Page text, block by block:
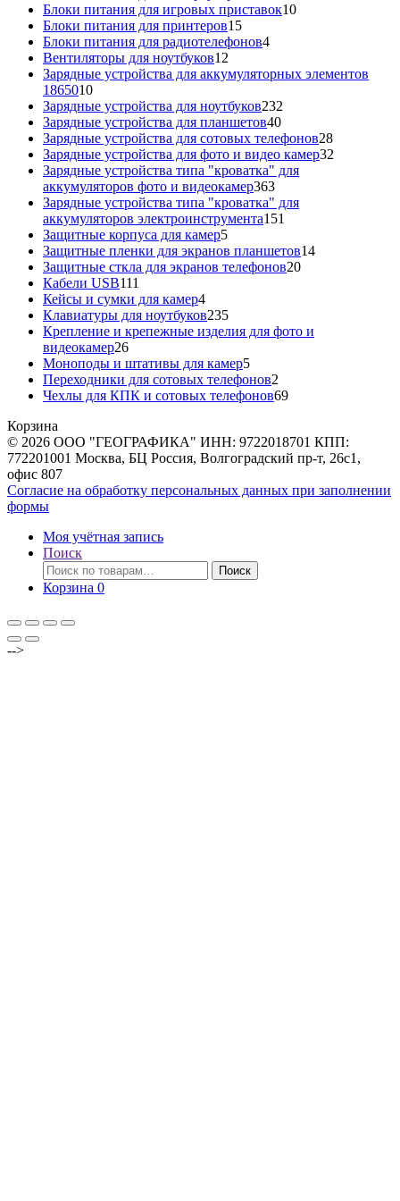
товаров
Блоки питания для игровых приставок1010
Блоки питания для принтеров1515
товаров
Блоки питания для радиотелефонов44
Вентиляторы для ноутбуков12
товаров
Зарядные устройства для аккумуляторных элементов
186501010
товаров
Зарядные устройства для ноутбуков232
Зарядные устройства для планшетов4040
товаров
Зарядные устройства для сотовых телефонов2828
товаров
Зарядные устройства для фото и видео камер32
Зарядные устройства типа "кроватка" для
аккумуляторов фото и видеокамер363363
товара
Зарядные устройства типа "кроватка" для
аккумуляторов электроинструмента151
Защитные корпуса для камер55
товаров
Защитные пленки для экранов планшетов1414
Защитные сткла для экранов телефонов2020
Кабели USB111
товаров
Кейсы и сумки для камер44
товара
Клавиатуры для ноутбуков235235
товаров
Крепление и крепежные изделия для фото и
видеокамер2626
товаров
Моноподы и штативы для камер55
товаров
Переходники для сотовых телефонов2
товара
Чехлы для КПК и сотовых телефонов6969
Корзина
© 2026 ООО "ГЕОГРАФИКА" ИНН: 9722018701 КПП:
772201001 Москва, БЦ Россия, Волгоградский пр-т, 26с1,
офис 807
Согласие на обработку персональных данных при заполнении
формы
Моя учётная запись
Поиск
Искать:
Поиск
Корзина 0
-->